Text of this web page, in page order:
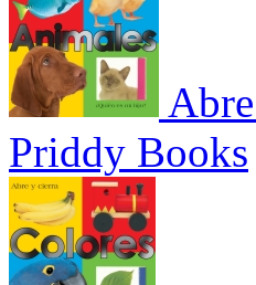
Priddy Books